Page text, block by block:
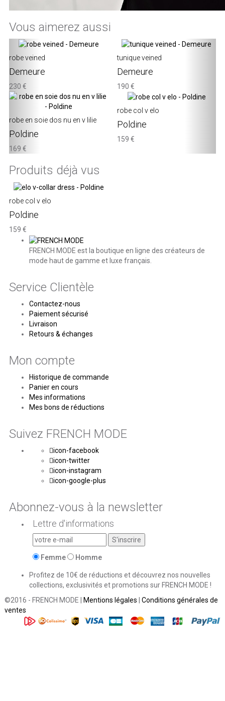
Vous aimerez aussi
‹ ›
robe veined
Demeure
230 €
tunique veined
Demeure
190 €
robe en soie dos nu en v lilie
Poldine
169 €
robe col v elo
Poldine
159 €
Produits déjà vus
robe col v elo
Poldine
159 €
FRENCH MODE est la boutique en ligne des créateurs de
mode haut de gamme et luxe français.
Service Clientèle
Contactez-nous
Paiement sécurisé
Livraison
Retours & échanges
Mon compte
Historique de commande
Panier en cours
Mes informations
Mes bons de réductions
Suivez FRENCH MODE
icon-facebook
icon-twitter
icon-instagram
icon-google-plus
Abonnez-vous à la newsletter
Lettre d'informations
Femme Homme
Profitez de 10€ de réductions et découvrez nos nouvelles
collections, exclusivités et promotions sur FRENCH MODE !
©2016 - FRENCH MODE |
Mentions légales
Conditions générales de
ventes